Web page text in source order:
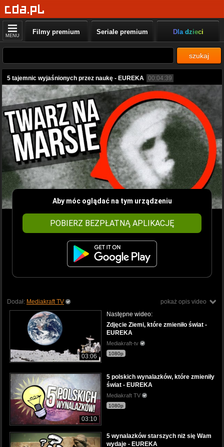
MENU Filmy premium Seriale premium Dla dzieci
szukaj
5 tajemnic wyjaśnionych przez naukę - EUREKA 00:04:39
Aby móc oglądać na tym urządzeniu
POBIERZ BEZPŁATNĄ APLIKACJĘ
pokaż opis video
Dodał: Mediakraft TV
03:06
Następne wideo:
Zdjęcie Ziemi, które zmieniło świat -
EUREKA
Mediakraft-tv
1080p
03:10
5 polskich wynalazków, które zmieniły
świat - EUREKA
Mediakraft TV
1080p
5 wynalazków starszych niż się Wam
wydaje - EUREKA